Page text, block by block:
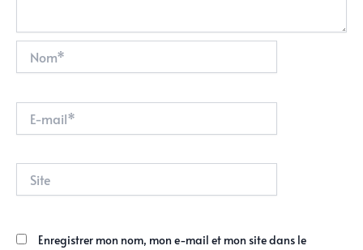
mail*
Enregistrer mon nom, mon e-mail et mon site dans le